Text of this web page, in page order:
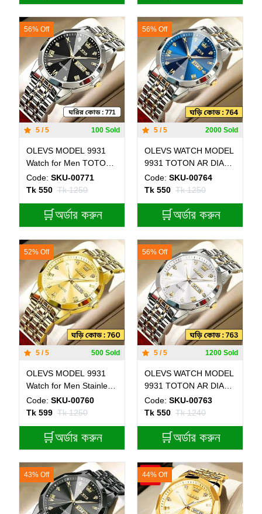
56% Off
5 / 5 100 Sold
OLEVS MODEL 9931
Watch for Men TOTON
AR DIAL BLACK- MAN
WATCH - LOCK PUSH
Code: SKU-00771
Tk 550 Tk 1250
🛒অর্ডার করুন
56% Off
5 / 5 2000 Sold
OLEVS WATCH MODEL
9931 TOTON AR DIAL
BLUE - MAN WATCH -
LOCK PUSH
Code: SKU-00764
Tk 550 Tk 1250
🛒অর্ডার করুন
52% Off
5 / 5 500 Sold
OLEVS MODEL 9931
Watch for Men Stainless
Steel Watches - 9931
FULL GOLDEN- MAN
এক পিস ব্যাটারি ফ্রি।
Code: SKU-00760
Tk 599 Tk 1250
🛒অর্ডার করুন
56% Off
5 / 5 1200 Sold
OLEVS WATCH MODEL
9931 TOTON AR DIAL
WHITE - MAN WATCH -
LOCK PUSH - এক পিস
Code: SKU-00763
Tk 550 Tk 1240
🛒অর্ডার করুন
43% Off 44% Off